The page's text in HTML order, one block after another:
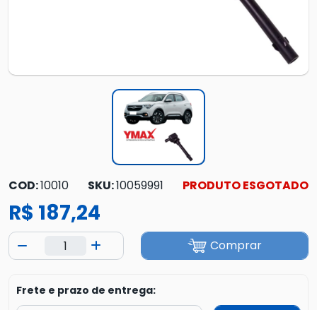
COD:10010 SKU:10059991 PRODUTO ESGOTADO
R$ 187,24
Comprar
Frete e prazo de entrega: